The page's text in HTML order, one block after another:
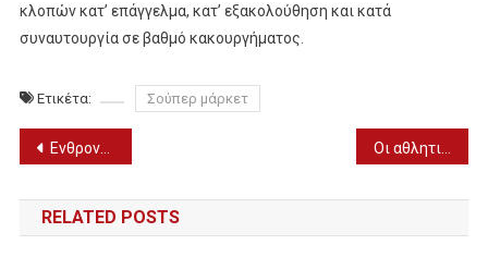
κλοπών κατ’ επάγγελμα, κατ’ εξακολούθηση και κατά
συναυτουργία σε βαθμό κακουργήματος.
Ετικέτα: Σούπερ μάρκετ
Πλοήγηση
άρθρων
Ενθρονίστηκε ο νέος Μητροπολίτης Γαλλίας, Δημήτριος
RELATED POSTS